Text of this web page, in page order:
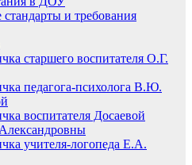
и требования
старшего воспитателя О.Г.
педагога-психолога В.Ю.
воспитателя Досаевой
учителя-логопеда Е.А.